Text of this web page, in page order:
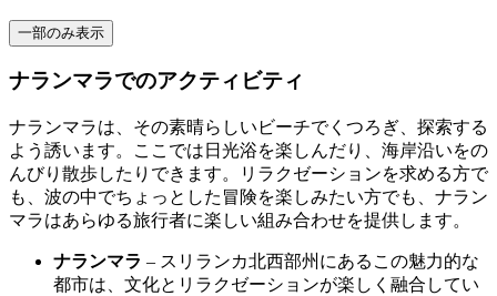
一部のみ表示
ナランマラでのアクティビティ
ナランマラは、その素晴らしいビーチでくつろぎ、探索する
よう誘います。ここでは日光浴を楽しんだり、海岸沿いをの
んびり散歩したりできます。リラクゼーションを求める方で
も、波の中でちょっとした冒険を楽しみたい方でも、ナラン
マラはあらゆる旅行者に楽しい組み合わせを提供します。
ナランマラ – スリランカ北西部州にあるこの魅力的な
都市は、文化とリラクゼーションが楽しく融合してい